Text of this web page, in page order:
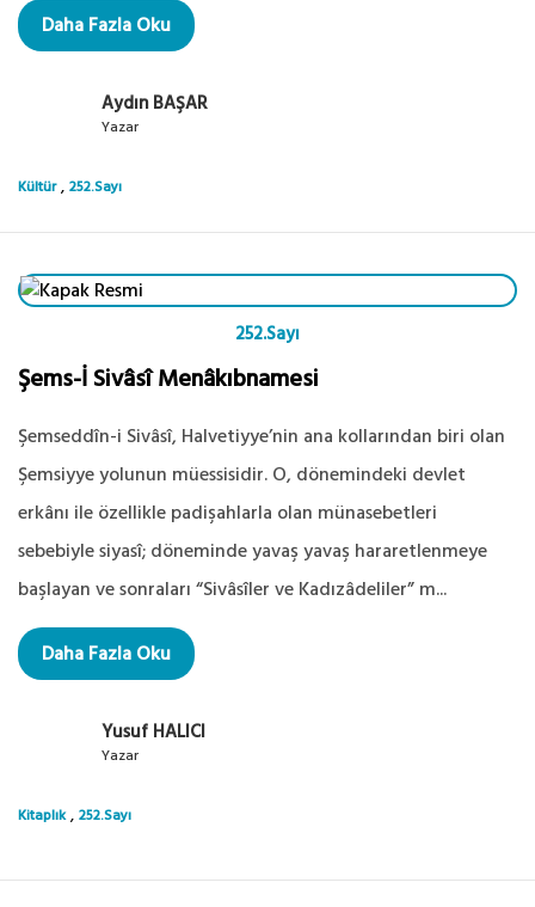
Daha Fazla Oku
Aydın BAŞAR
Yazar
Kültür , 252.Sayı
252.Sayı
Şems-İ Sivâsî Menâkıbnamesi
Şemseddîn-i Sivâsî, Halvetiyye’nin ana kollarından biri olan
Şemsiyye yolunun müessisidir. O, dönemindeki devlet
erkânı ile özellikle padişahlarla olan münasebetleri
sebebiyle siyasî; döneminde yavaş yavaş hararetlenmeye
başlayan ve sonraları “Sivâsîler ve Kadızâdeliler” m...
Daha Fazla Oku
Yusuf HALICI
Yazar
Kitaplık , 252.Sayı